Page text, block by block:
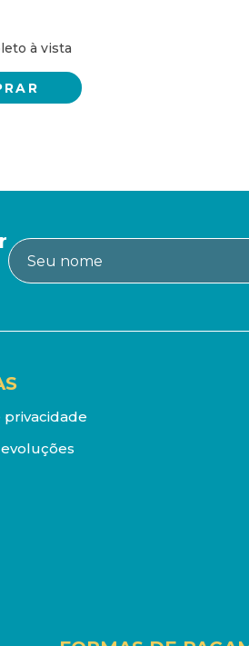
privacidade